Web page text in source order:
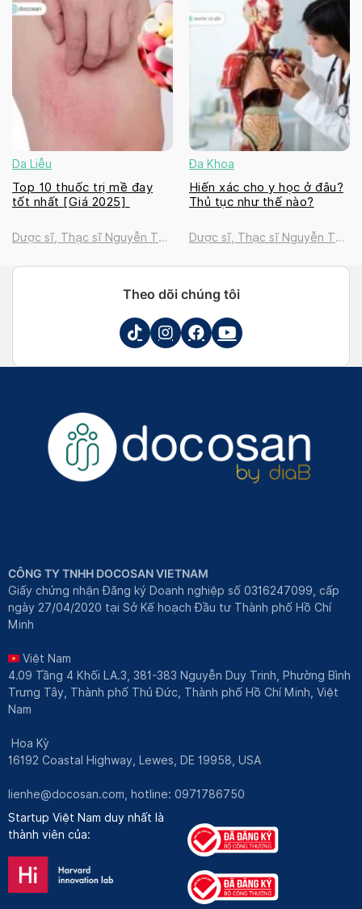
Da Liễu
Top 10 thuốc trị mề đay
tốt nhất [Giá 2025]
Dược sĩ, Thạc sĩ Nguyễn Thị
Đa Khoa
Hiến xác cho y học ở đâu?
Thủ tục như thế nào?
Dược sĩ, Thạc sĩ Nguyễn Thị
Theo dõi chúng tôi
CÔNG TY TNHH DOCOSAN VIETNAM
Giấy chứng nhận Đăng ký Doanh nghiệp số 0316247099, cấp
ngày 27/04/2020 tại Sở Kế hoạch Đầu tư Thành phố Hồ Chí
Minh
Việt Nam
4.09 Tầng 4 Khối LA.3, 381-383 Nguyễn Duy Trinh, Phường Bình
Trưng Tây, Thành phố Thủ Đức, Thành phố Hồ Chí Minh, Việt
Nam
Hoa Kỳ
16192 Coastal Highway, Lewes, DE 19958, USA
lienhe@docosan.com , hotline: 0971786750
Startup Việt Nam duy nhất là
thành viên của: